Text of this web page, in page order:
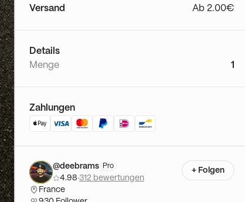
Versand Ab 2.00€
Details
Menge
1
Zahlungen
@deebrams Pro
4.98·312 bewertungen
France
+ Folgen